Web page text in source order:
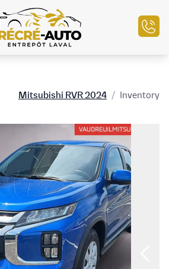
التمويل
بيع سيارتك
مركز الخدمة
تواصل معنا
Inventory
/
Mitsubishi RVR 2024